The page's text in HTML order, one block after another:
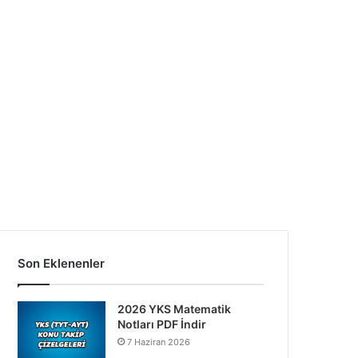
Son Eklenenler
2026 YKS Matematik
Notları PDF İndir
7 Haziran 2026